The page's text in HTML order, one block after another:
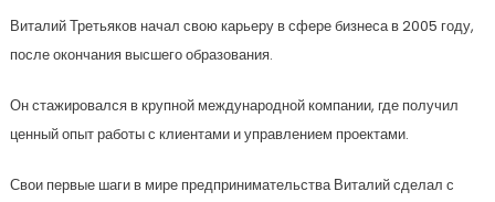
Виталий Третьяков начал свою карьеру в сфере бизнеса в 2005 году,
после окончания высшего образования.
Он стажировался в крупной международной компании, где получил
ценный опыт работы с клиентами и управлением проектами.
Свои первые шаги в мире предпринимательства Виталий сделал с